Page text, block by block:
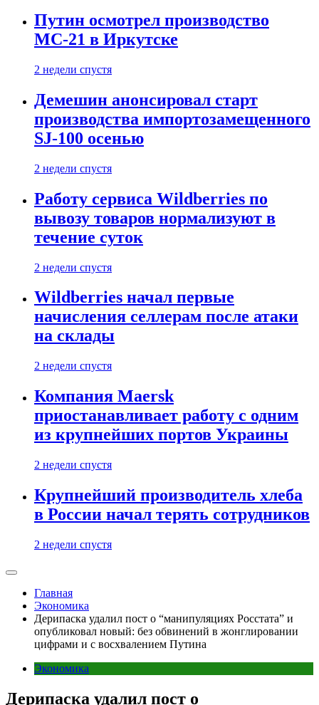
Путин осмотрел производство
МС-21 в Иркутске
2 недели спустя
Демешин анонсировал старт
производства импортозамещенного
SJ-100 осенью
2 недели спустя
Работу сервиса Wildberries по
вывозу товаров нормализуют в
течение суток
2 недели спустя
Wildberries начал первые
начисления селлерам после атаки
на склады
2 недели спустя
Компания Maersk
приостанавливает работу с одним
из крупнейших портов Украины
2 недели спустя
Крупнейший производитель хлеба
в России начал терять сотрудников
2 недели спустя
Главная
Экономика
Дерипаска удалил пост о “манипуляциях Росстата” и
опубликовал новый: без обвинений в жонглировании
цифрами и с восхвалением Путина
Экономика
Дерипаска удалил пост о